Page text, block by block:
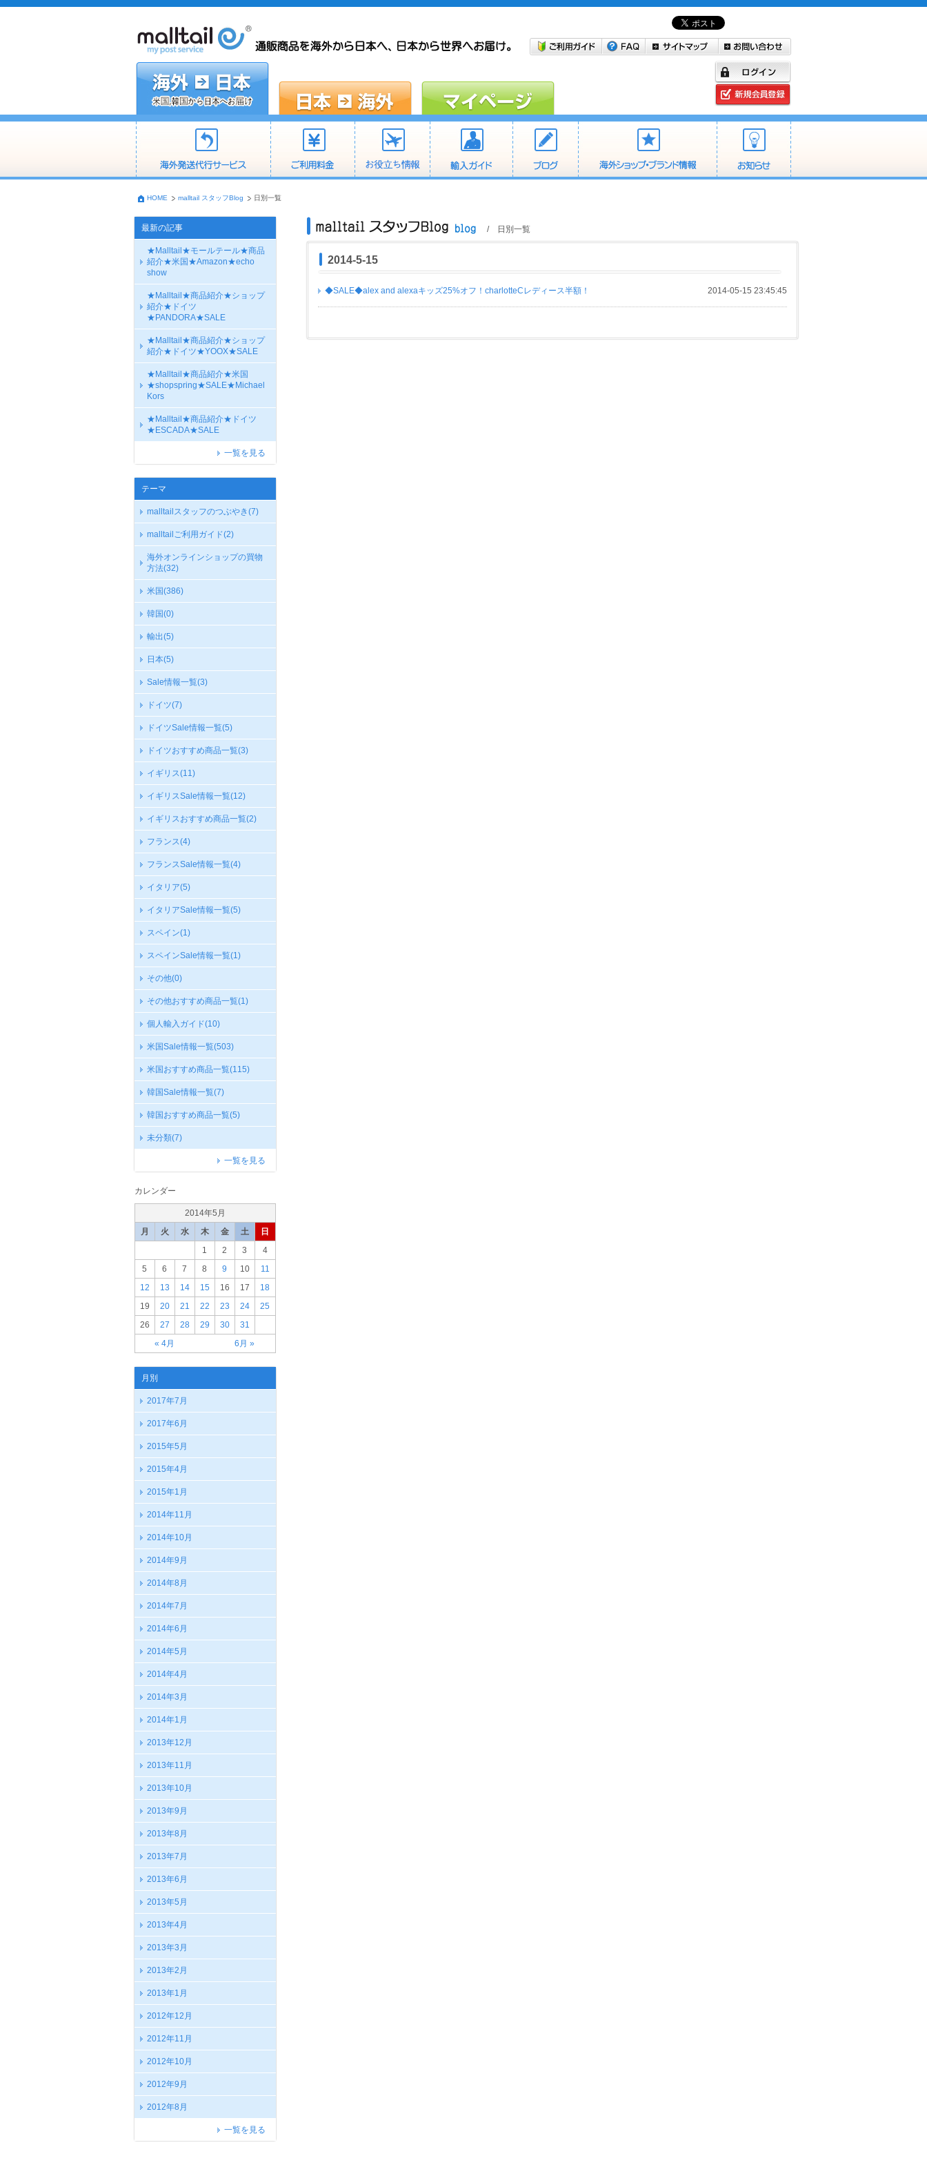
HOME malltail スタッフBlog 日別一覧
最新の記事
★Malltail★モールテール★商品
紹介★米国★Amazon★echo
show
★Malltail★商品紹介★ショップ
紹介★ドイツ
★PANDORA★SALE
★Malltail★商品紹介★ショップ
紹介★ドイツ★YOOX★SALE
★Malltail★商品紹介★米国
★shopspring★SALE★Michael
Kors
★Malltail★商品紹介★ドイツ
★ESCADA★SALE
一覧を見る
テーマ
malltailスタッフのつぶやき(7)
malltailご利用ガイド(2)
海外オンラインショップの買物
方法(32)
米国(386)
韓国(0)
輸出(5)
日本(5)
Sale情報一覧(3)
ドイツ(7)
ドイツSale情報一覧(5)
ドイツおすすめ商品一覧(3)
イギリス(11)
イギリスSale情報一覧(12)
イギリスおすすめ商品一覧(2)
フランス(4)
フランスSale情報一覧(4)
イタリア(5)
イタリアSale情報一覧(5)
スペイン(1)
スペインSale情報一覧(1)
その他(0)
その他おすすめ商品一覧(1)
個人輸入ガイド(10)
米国Sale情報一覧(503)
米国おすすめ商品一覧(115)
韓国Sale情報一覧(7)
韓国おすすめ商品一覧(5)
未分類(7)
一覧を見る
カレンダー
2014年5月
月
火 水 木 金 土 日
« 4月 6月 »
1 2 3
4
5
6 7 8 9 10
11
12
13 14 15 16 17
18
19
20 21 22 23 24
25
26
27 28 29 30 31
月別
2017年7月
2017年6月
2015年5月
2015年4月
2015年1月
2014年11月
2014年10月
2014年9月
2014年8月
2014年7月
2014年6月
2014年5月
2014年4月
2014年3月
2014年1月
2013年12月
2013年11月
2013年10月
2013年9月
2013年8月
2013年7月
2013年6月
2013年5月
2013年4月
2013年3月
2013年2月
2013年1月
2012年12月
2012年11月
2012年10月
2012年9月
2012年8月
一覧を見る
/ 日別一覧
2014-5-15
◆SALE◆alex and alexaキッズ25%オフ！charlotteCレディース半額！ 2014-05-15 23:45:45